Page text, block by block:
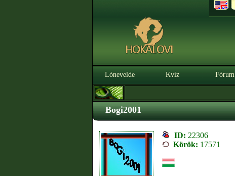
Lónevelde Kvíz Fórum
Bogi2001
ID: 22306
Körök: 17571